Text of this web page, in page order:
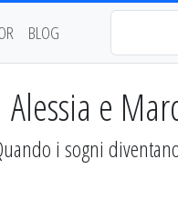
BLOG
Alessia e
i sogni